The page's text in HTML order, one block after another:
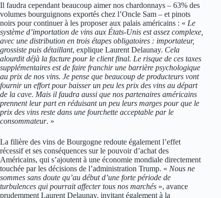
Il faudra cependant beaucoup aimer nos chardonnays – 63% des
volumes bourguignons exportés chez l’Oncle Sam – et pinots
noirs pour continuer à les proposer aux palais américains : « Le
système d’importation de vins aux États-Unis est assez complexe,
avec une distribution en trois étapes obligatoires : importateur,
grossiste puis détaillant, explique Laurent Delaunay. Cela
alourdit déjà la facture pour le client final. Le risque de ces taxes
supplémentaires est de faire franchir une barrière psychologique
au prix de nos vins. Je pense que beaucoup de producteurs vont
fournir un effort pour baisser un peu les prix des vins au départ
de la cave. Mais il faudra aussi que nos partenaires américains
prennent leur part en réduisant un peu leurs marges pour que le
prix des vins reste dans une fourchette acceptable par le
consommateur. »
La filière des vins de Bourgogne redoute également l’effet
récessif et ses conséquences sur le pouvoir d’achat des
Américains, qui s’ajoutent à une économie mondiale directement
touchée par les décisions de l’administration Trump. « Nous ne
sommes sans doute qu’au début d’une forte période de
turbulences qui pourrait affecter tous nos marchés », avance
prudemment Laurent Delaunay, invitant également à la